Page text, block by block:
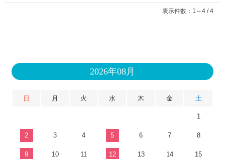
表示件数：1～4 / 4
2026年08月
日 月 火 水 木 金 土
1
2 3 4 5 6 7 8
9 10 11 12 13 14 15